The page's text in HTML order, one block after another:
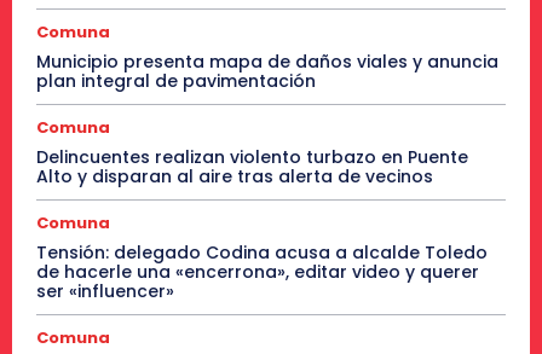
Comuna
Municipio presenta mapa de daños viales y anuncia
plan integral de pavimentación
Comuna
Delincuentes realizan violento turbazo en Puente
Alto y disparan al aire tras alerta de vecinos
Comuna
Tensión: delegado Codina acusa a alcalde Toledo
de hacerle una «encerrona», editar video y querer
ser «influencer»
Comuna